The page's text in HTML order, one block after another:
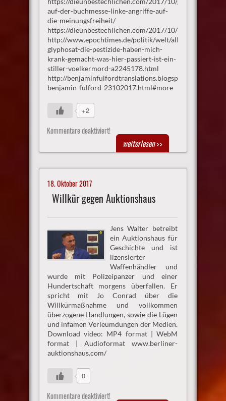
auf-der-buchmesse-linke-angriffe-auf-
die-meinungsfreiheit/
https://dieunbestechlichen.com/2017/10/fakebook/
http://www.epochtimes.de/politik/welt/allestoeter-
glyphosat-die-pestizide-haben-mich-
krank-gemacht-was-hier-passiert-ist-ein-
stiller-voelkermord-a2245178.html
http://benjaminfulfordtranslations.blogspot.de/2017/10/
benjamin-fulford-23102017.html#more
+2
Kommentare deaktiviert!
weiterlesen>>
18. Oktober 2017
Willkür gegen Auktionshaus
Jens Walter betreibt
ein Auktionshaus für
Geschichte und ist
lizensierter
Waffenhändler und
wurde mit Polizeipanzer und einer
Hundertschaft morgens überfallen. Er
spricht mit Jo Conrad über die
Willkürmaßnahme und vollkommen
überzogene Handlungen, sowie die Lügen
und infamen Verleumdungen der Medien.
Download video: MP4 format | WebM
format | Audioformat www.berliner-
auktionshaus.com/
0
Kommentare deaktiviert!